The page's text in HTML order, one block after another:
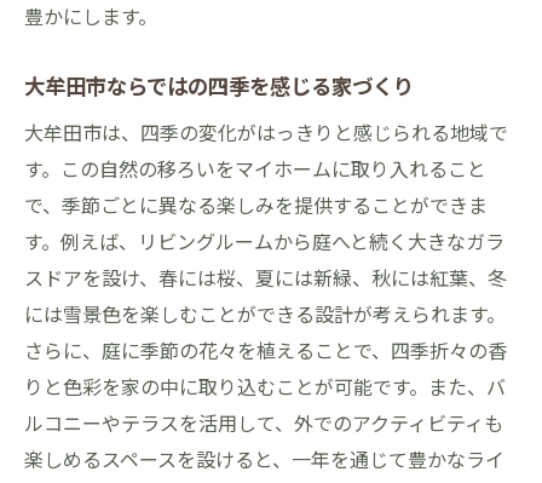
豊かにします。
大牟田市ならではの四季を感じる家づくり
大牟田市は、四季の変化がはっきりと感じられる地域で
す。この自然の移ろいをマイホームに取り入れること
で、季節ごとに異なる楽しみを提供することができま
す。例えば、リビングルームから庭へと続く大きなガラ
スドアを設け、春には桜、夏には新緑、秋には紅葉、冬
には雪景色を楽しむことができる設計が考えられます。
さらに、庭に季節の花々を植えることで、四季折々の香
りと色彩を家の中に取り込むことが可能です。また、バ
ルコニーやテラスを活用して、外でのアクティビティも
楽しめるスペースを設けると、一年を通じて豊かなライ